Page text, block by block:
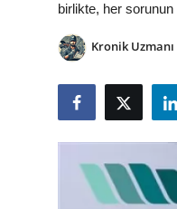
Sorgulamalar
İkinci El & Alım-Satım
Bakım & Arıza
Elektrikli & Hibrit
birlikte, her
Kronik Uzmanı